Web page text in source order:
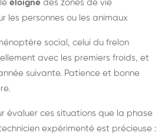
éloigné des zones de vie
les personnes ou les animaux
social, celui du frelon
avec les premiers froids, et
suivante. Patience et bonne
évaluer ces situations que la phase
expérimenté est précieuse :